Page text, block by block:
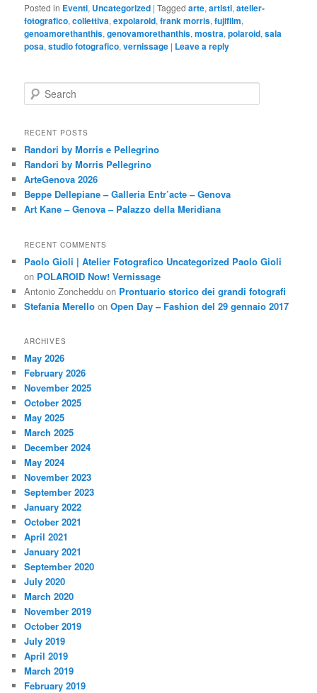
Posted in Eventi, Uncategorized |Tagged arte,artisti,atelier-
fotografico,collettiva,expolaroid,frank morris,fujifilm,
genoamorethanthis,genovamorethanthis,mostra,polaroid,sala
posa,studio fotografico,vernissage | Leave a reply
e
r
h
RECENT POSTS
Randori by Morris e Pellegrino
Randori by Morris Pellegrino
ArteGenova 2026
Beppe Dellepiane – Galleria Entr’acte – Genova
Art Kane – Genova – Palazzo della Meridiana
RECENT COMMENTS
Paolo Gioli | Atelier Fotografico Uncategorized Paolo Gioli
on POLAROID Now! Vernissage
Antonio Zoncheddu on Prontuario storico dei grandi fotografi
Stefania Merello onOpen Day – Fashion del 29 gennaio 2017
ARCHIVES
May 2026
February 2026
November 2025
October 2025
May 2025
March 2025
December 2024
May 2024
November 2023
September 2023
January 2022
October 2021
April 2021
January 2021
September 2020
July 2020
March 2020
November 2019
October 2019
July 2019
April 2019
March 2019
February 2019